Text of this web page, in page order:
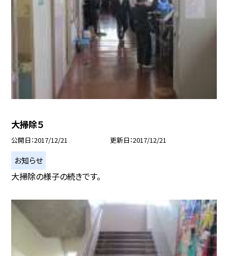
大掃除５
公開日 2017/12/21 更新日 2017/12/21
お知らせ
大掃除の様子の続きです。